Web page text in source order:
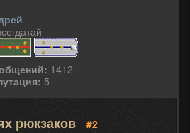
1412
5
рюкзаков
#2